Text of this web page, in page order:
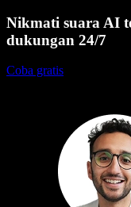
Nikmati suara AI
dukungan 24/7
Coba gratis